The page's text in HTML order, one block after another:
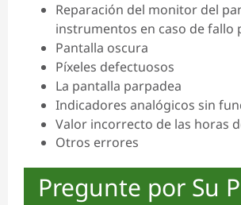
Reparación del monitor del
instrumentos en caso de fallo
Pantalla oscura
Píxeles defectuosos
La pantalla parpadea
Indicadores analógicos sin
Valor incorrecto de las horas
Otros errores
Pregunte por Su